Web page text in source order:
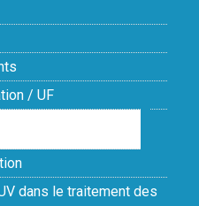
/ UF
dans le traitement des